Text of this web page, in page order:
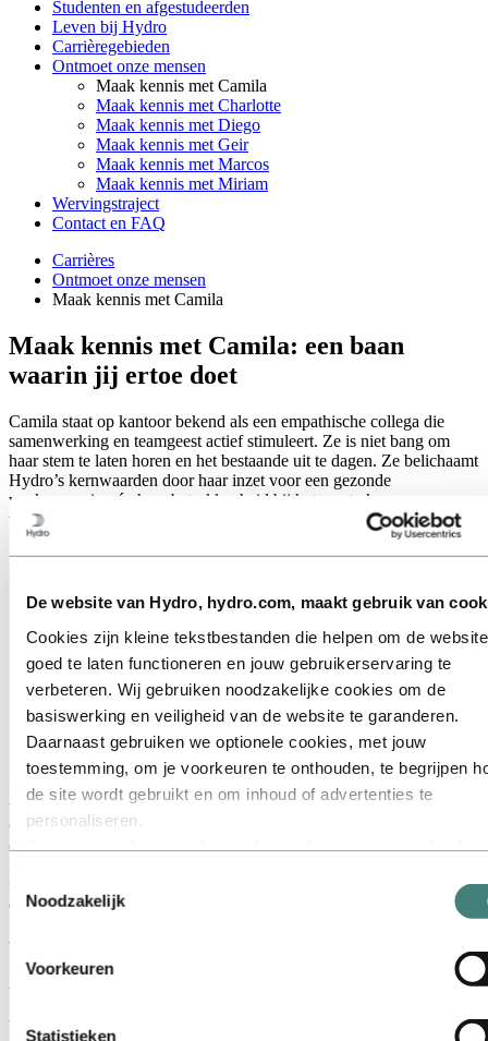
De website van Hydro, hydro.com, maakt gebruik van
Cookies zijn kleine tekstbestanden die helpen om de website
goed te laten functioneren en jouw gebruikerservaring te
verbeteren. Wij gebruiken noodzakelijke cookies om de
basiswerking en veiligheid van de website te garanderen.
Daarnaast gebruiken we optionele cookies, met jouw
toestemming, om je voorkeuren te onthouden, te begrijpen
de site wordt gebruikt en om inhoud of advertenties te
personaliseren.
advertenties. Deze derden kunnen informatie die zij via jouw
gebruik van onze website verzamelen, combineren met
verzameld via jouw gebruik van hun diensten. De derde
is de Verwerkingsverantwoordelijke voor de
Toestemmingsselectie
Noodzakelijk
Voorkeuren
Statistieken
Studenten en afgestudeerden
Leven bij Hydro
Carrièregebieden
Ontmoet onze mensen
Maak kennis met Camila
Maak kennis met Charlotte
Maak kennis met Diego
Maak kennis met Geir
Maak kennis met Marcos
Maak kennis met Miriam
Wervingstraject
Contact en FAQ
Carrières
Ontmoet onze mensen
Maak kennis met Camila
Maak kennis met Camila: een baan
waarin jij ertoe doet
Camila staat op kantoor bekend als een empathische collega die
samenwerking en teamgeest actief stimuleert. Ze is niet bang om
haar stem te laten horen en het bestaande uit te dagen. Ze belichaamt
Hydro’s kernwaarden door haar inzet voor een gezonde
werkomgeving én haar betrokkenheid bij het versterken van
veerkracht in haar lokale gemeenschap.
Naast haar werk als Paralegal Analyst bij Hydro, besteedt Camila
veel van haar vrije tijd aan vrijwilligerswerk. Ze leidt het project
Construindo Futuros (Toekomst bouwen), waarin ze vrouwelijke
ondernemers in de buitenwijken van Rio de Janeiro begeleidt.
Daarnaast geeft ze vrijwillig Engelse les aan kinderen uit gezinnen
met een laag inkomen, op een school waar ze een team van zeven
docenten aanstuurt.
Wat motiveert jou om een stapje extra te
zetten?
Wat mij motiveert, is mijn geloof in de waarden Zorg, Moed en